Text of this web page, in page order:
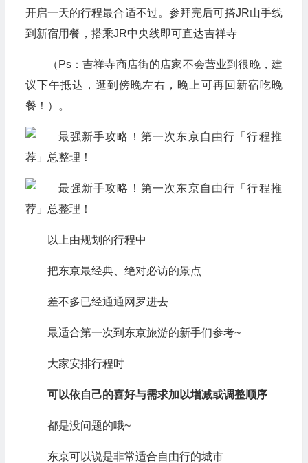
开启一天的行程最合适不过。参拜完后可搭JR山手线
到新宿用餐，搭乘JR中央线即可直达吉祥寺
（Ps：吉祥寺商店街的店家不会营业到很晚，建
议下午抵达，逛到傍晚左右，晚上可再回新宿吃晚
餐！）。
以上由规划的行程中
把东京最经典、绝对必访的景点
差不多已经通通网罗进去
最适合第一次到东京旅游的新手们参考~
大家安排行程时
可以依自己的喜好与需求加以增减或调整顺序
都是没问题的哦~
东京可以说是非常适合自由行的城市